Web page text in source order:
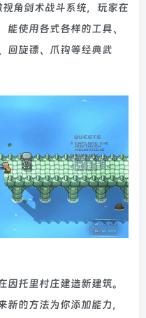
角剑术战斗系统，玩家在
使用各式各样的工具、
回旋镖、爪钩等经典武
托里村庄建造新建筑。
的方法为你添加能力，